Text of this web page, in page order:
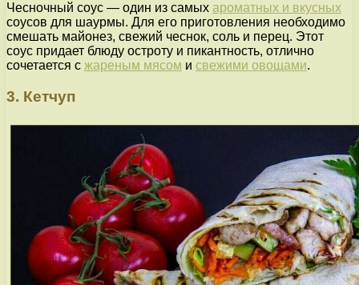
Чесночный соус — один из самых ароматных и вкусных
соусов для шаурмы. Для его приготовления необходимо
смешать майонез, свежий чеснок, соль и перец. Этот
соус придает блюду остроту и пикантность, отлично
сочетается с жареным мясом и свежими овощами.
3. Кетчуп